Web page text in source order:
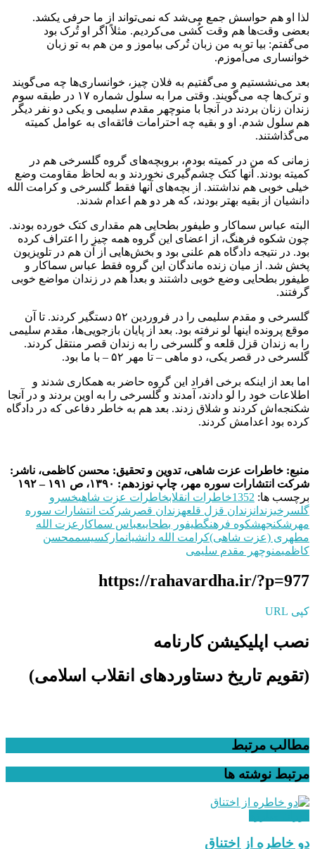
لذا او هم حواسش جمع می‌شد که نمی‌تواند از ما حرفی یکشد.
بعضی وقت‌ها هم وقت کُشی می‌کردیم. مثلاً اگر او تُرک بود
می‌گفتم: بیا تو به من زبان تُرکی بیاموز و من هم به تو زبان
خوانساری می‌آموزم.
بعد می‌نشستیم و می‌گفتیم به فلان چیز، خوانساری‌ها چه می‌گویند
و ترک‌ها چه می‌گویند. وقتی مرا به سلول شماره ۱۷ در طبقه سوم
زندان زنان بردند در آنجا با منوچهر مقدم سلیمی و یکی دو نفر دیگر
هم سلول شدم. او و بقیه چه احترامات فائقه‌ای به عوامل کمیته
می‌گذاشتند.
زمانی که من در کمیته بودم، بروبچه‌های گروه گلسرخی هم در
کمیته بودند. آنها کتک چشم‌گیری نخوردند و به لحاظ مقاومت وضع
خیلی خوبی هم نداشتند. از بچه‌های آنها فقط گلسرخی و کرامت الله
دانشیان از بقیه بهتر بودند، که هر دو هم اعدام شدند.
البته عباس سماکار و طیفور بطحایی هم مقداری کتک خورده بودند.
چون شکوه فرهنگ، از اعضای این گروه همه چیز را اعتراف کرده
بود. در نتیجه دادگاه هم علنی بود و بخش‌هایی از آن هم در تلویزیون
پخش شد. از میان زنده ماندگان این گروه فقط عباس سماکار و
طیفور بطحایی وضع خوبی داشتند و بعداً هم در زندان مواضع خوبی
گرفتند.
گلسرخی و مقدم سلیمی را در فروردین ۵۲ دستگیر کردند. تا آن
موقع پرونده اینها لو نرفته بود. بعد از پایان بازجویی‌ها، مقدم سلیمی
را به زندان قزل قلعه و گلسرخی را به زندان قصر منتقل کردند.
گلسرخی در قصر یکی، دو ماهی – تا مهر ۵٢ – با ما بود.
اما بعد از اینکه برخی افراد این گروه حاضر به همکاری شدند و
اطلاعات خود را لو دادند، آمدند و گلسرخی را به اوین بردند و در آنجا
شکنجه‌اش کردند و شلاق زدند. بعد هم به خاطر دفاعی که در دادگاه
کرده بود اعدامش کردند.
منبع: خاطرات عزت شاهی، تدوین و تحقیق: محسن کاظمی، ناشر:
شرکت انتشارات‌ سوره مهر، چاپ نوزدهم: ۱۳۹۰، ص ۱۹۱ – ۱۹۲
برچسب ها: 1352خاطرات انقلابخاطرات عزت شاهیخسرو
گلسرخیزندانزندان قزل قلعهزندان قصر شرکت انتشارات‌ سوره
مهر شکنجهشکوه فرهنگطیفور بطحاییعباس سماکار عزت الله
مطهری (عزت شاهی)کرامت الله دانشیانمارکسیسممحسن
کاظمیمنوچهر مقدم سلیمی
https://rahavardha.ir/?p=977
کپی URL
نصب اپلیکیشن کارنامه
(تقویم تاریخ دستاوردهای انقلاب اسلامی​)
مطالب مرتبط
مرتبط نوشته ها
دو خاطره از اختناق